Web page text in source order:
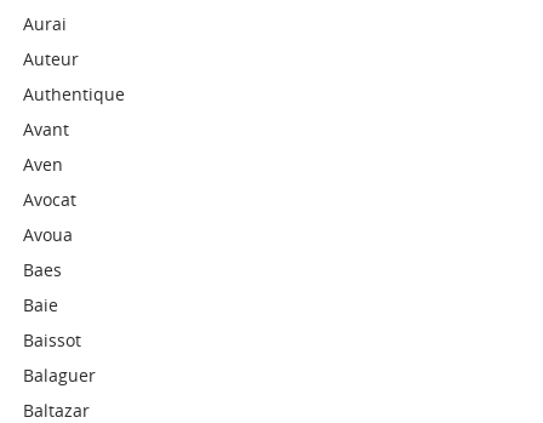
Aurai
Auteur
Authentique
Avant
Aven
Avocat
Avoua
Baes
Baie
Baissot
Balaguer
Baltazar